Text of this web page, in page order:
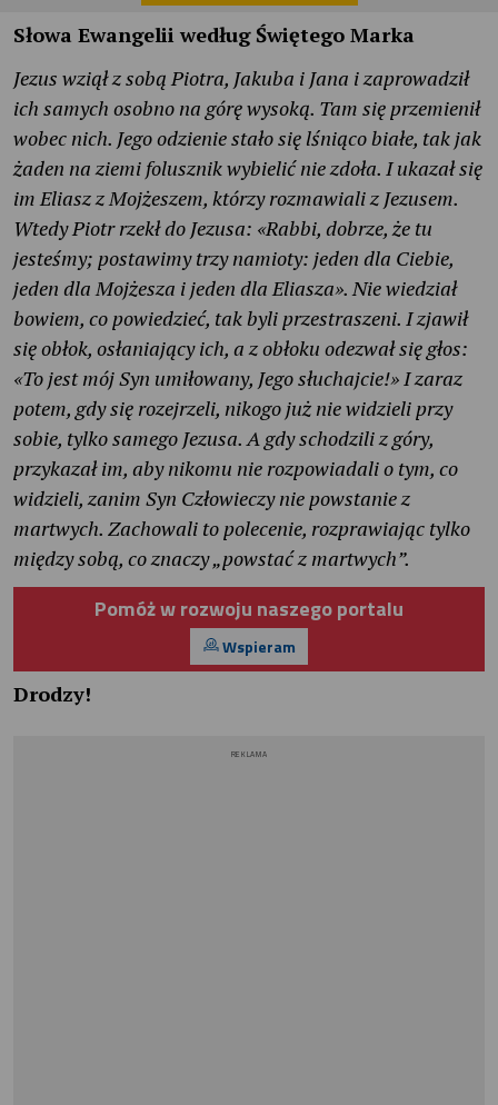
Słowa Ewangelii według Świętego Marka
Jezus wziął z sobą Piotra, Jakuba i Jana i zaprowadził
ich samych osobno na górę wysoką. Tam się przemienił
wobec nich. Jego odzienie stało się lśniąco białe, tak jak
żaden na ziemi folusznik wybielić nie zdoła. I ukazał się
im Eliasz z Mojżeszem, którzy rozmawiali z Jezusem.
Wtedy Piotr rzekł do Jezusa: «Rabbi, dobrze, że tu
jesteśmy; postawimy trzy namioty: jeden dla Ciebie,
jeden dla Mojżesza i jeden dla Eliasza». Nie wiedział
bowiem, co powiedzieć, tak byli przestraszeni. I zjawił
się obłok, osłaniający ich, a z obłoku odezwał się głos:
«To jest mój Syn umiłowany, Jego słuchajcie!» I zaraz
potem, gdy się rozejrzeli, nikogo już nie widzieli przy
sobie, tylko samego Jezusa. A gdy schodzili z góry,
przykazał im, aby nikomu nie rozpowiadali o tym, co
widzieli, zanim Syn Człowieczy nie powstanie z
martwych. Zachowali to polecenie, rozprawiając tylko
między sobą, co znaczy „powstać z martwych”.
Pomóż w rozwoju naszego portalu
Wspieram
Drodzy!
REKLAMA